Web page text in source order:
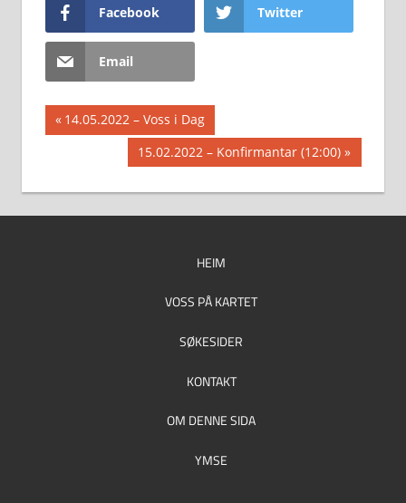
Facebook Twitter
Email
Innleggsnavigasjon
Previous
Post:
14.05.2022 – Voss i Dag
Next
Post:
15.02.2022 – Konfirmantar (12:00)
HEIM
VOSS PÅ KARTET
SØKESIDER
KONTAKT
OM DENNE SIDA
YMSE